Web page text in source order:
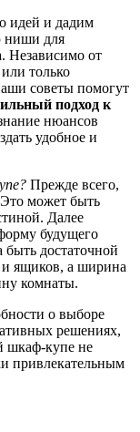
идей и дадим
ниши для
Независимо от
только
советы помогут
подход к
нюансов
удобное и
Прежде всего,
может быть
Далее
будущего
достаточной
и ящиков, а ширина
комнаты.
о выборе
решениях,
шкаф-купе не
привлекательным